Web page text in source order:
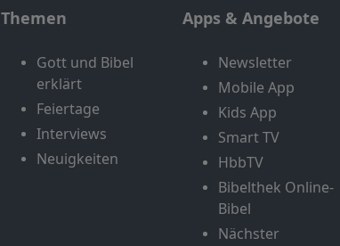
Themen
Gott und Bibel
erklärt
Feiertage
Interviews
Neuigkeiten
Apps & Angebote
Newsletter
Mobile App
Kids App
Smart TV
HbbTV
Bibelthek Online-
Bibel
Nächster